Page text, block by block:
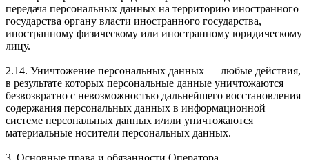
передача персональных данных на территорию иностранного
государства органу власти иностранного государства,
иностранному физическому или иностранному юридическому
лицу.
2.14. Уничтожение персональных данных — любые действия,
в результате которых персональные данные уничтожаются
безвозвратно с невозможностью дальнейшего восстановления
содержания персональных данных в информационной
системе персональных данных и/или уничтожаются
материальные носители персональных данных.
3. Основные права и обязанности Оператора